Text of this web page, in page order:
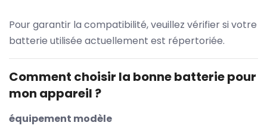
Pour garantir la compatibilité, veuillez vérifier si votre
batterie utilisée actuellement est répertoriée.
Comment choisir la bonne batterie pour
mon appareil ?
équipement modèle